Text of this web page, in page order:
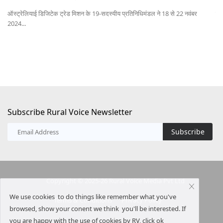
राष्ट्रीय कृषि विकास योजना (आरकेवीवाई) के तहत “नवाचार एवं कृषि उद्यमिता” कार्यक्रम...
Subscribe Rural Voice Newsletter
Subscribe
Copyright © 2025-26 Rural Voice Media Pvt Ltd
Terms & Conditions Privacy Policy
We use cookies to do things like remember what you've
browsed, show your conent we think you'll be interested. If
you are happy with the use of cookies by RV, click ok